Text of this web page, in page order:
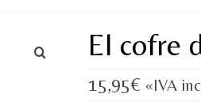
El cofre
15,95€ «IVA